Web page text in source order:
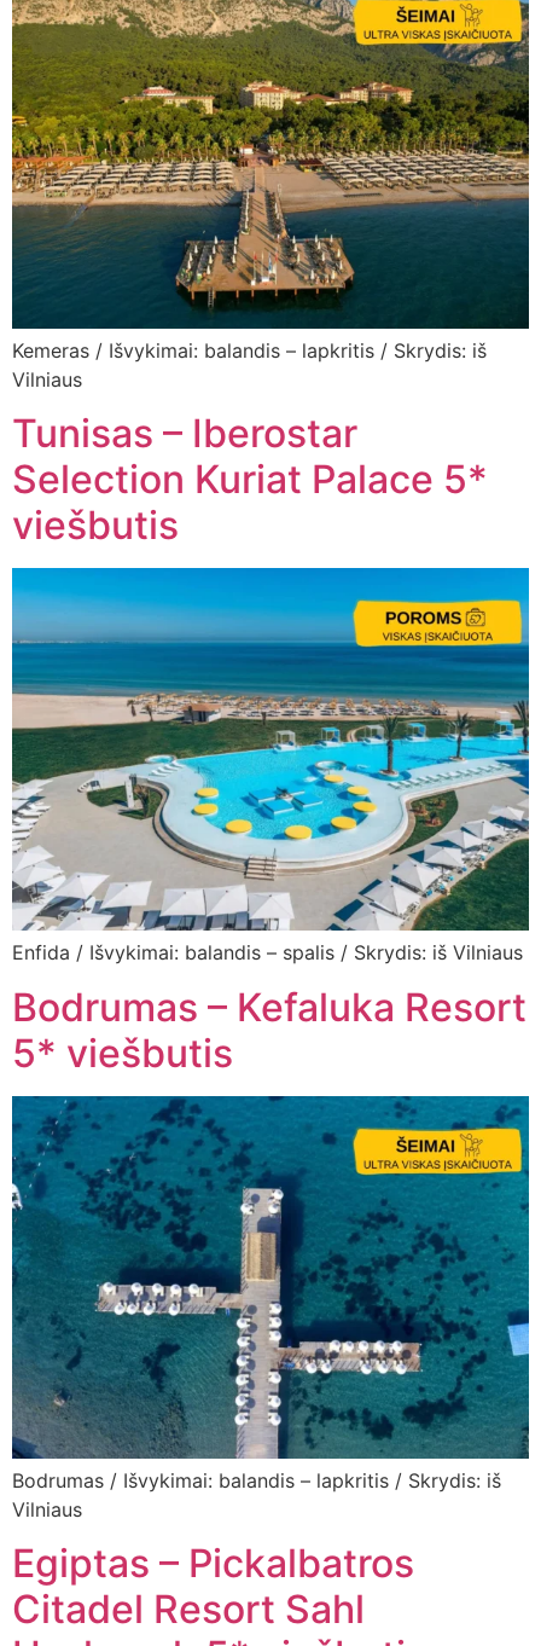
Kemeras / Išvykimai: balandis – lapkritis / Skrydis: iš
Vilniaus
Tunisas – Iberostar
Selection Kuriat Palace 5*
viešbutis
Enfida / Išvykimai: balandis – spalis / Skrydis: iš Vilniaus
Bodrumas – Kefaluka Resort
5* viešbutis
Bodrumas / Išvykimai: balandis – lapkritis / Skrydis: iš
Vilniaus
Egiptas – Pickalbatros
Citadel Resort Sahl